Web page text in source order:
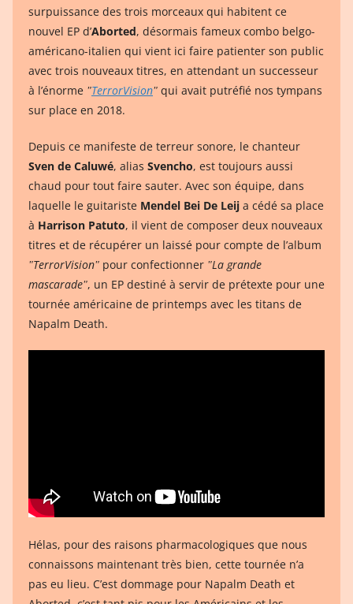
surpuissance des trois morceaux qui habitent ce
nouvel EP d’Aborted, désormais fameux combo belgo-
américano-italien qui vient ici faire patienter son public
avec trois nouveaux titres, en attendant un successeur
à l’énorme ʺTerrorVisionʺ qui avait putréfié nos tympans
sur place en 2018.
Depuis ce manifeste de terreur sonore, le chanteur
Sven de Caluwé, alias Svencho, est toujours aussi
chaud pour tout faire sauter. Avec son équipe, dans
laquelle le guitariste Mendel Bei De Leij a cédé sa place
à Harrison Patuto, il vient de composer deux nouveaux
titres et de récupérer un laissé pour compte de l’album
ʺTerrorVisionʺ pour confectionner ʺLa grande
mascaradeʺ, un EP destiné à servir de prétexte pour une
tournée américaine de printemps avec les titans de
Napalm Death.
Hélas, pour des raisons pharmacologiques que nous
connaissons maintenant très bien, cette tournée n’a
pas eu lieu. C’est dommage pour Napalm Death et